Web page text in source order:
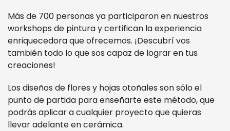
Más de 700 personas ya participaron en nuestros
workshops de pintura y certifican la experiencia
enriquecedora que ofrecemos. ¡Descubrí vos
también todo lo que sos capaz de lograr en tus
creaciones!
Los diseños de flores y hojas otoñales son sólo el
punto de partida para enseñarte este método, que
podrás aplicar a cualquier proyecto que quieras
llevar adelante en cerámica.